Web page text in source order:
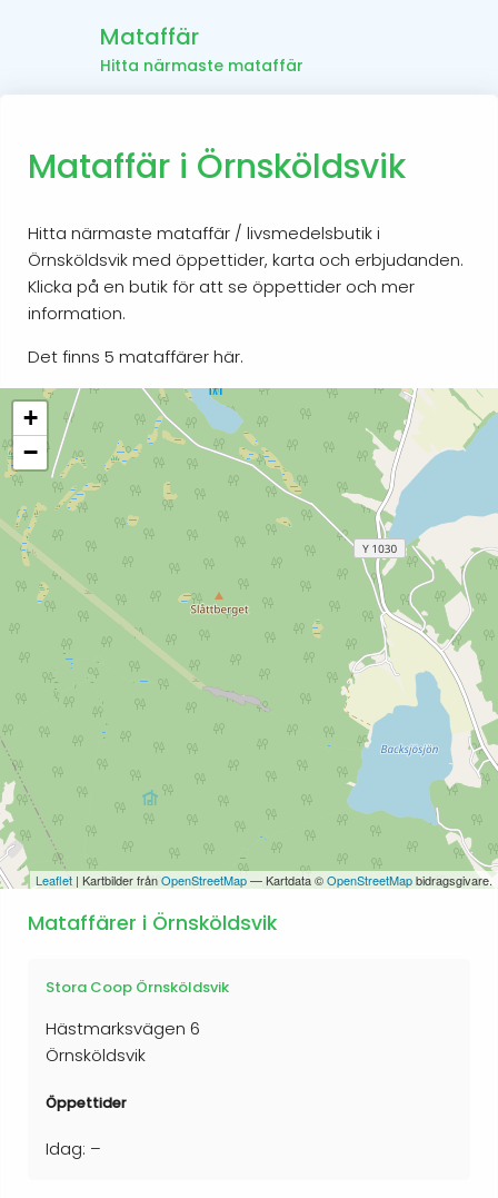
Mataffär
Hitta närmaste mataffär
Mataffär i Örnsköldsvik
Hitta närmaste mataffär / livsmedelsbutik i
Örnsköldsvik med öppettider, karta och erbjudanden.
Klicka på en butik för att se öppettider och mer
information.
Det finns 5 mataffärer här.
+
−
Leaflet | Kartbilder frånOpenStreetMap— Kartdata ©OpenStreetMapbidragsgivare.
Mataffärer i Örnsköldsvik
Stora Coop Örnsköldsvik
Hästmarksvägen 6
Örnsköldsvik
Öppettider
Idag: –